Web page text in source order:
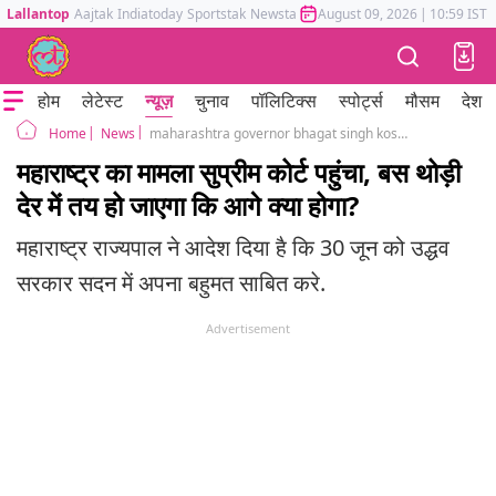
Lallantop Aajtak Indiatoday Sportstak Newstak Mumbai Tak Astrotak
August 09, 2026 | 10:59 IST
होम लेटेस्ट न्यूज़ चुनाव पॉलिटिक्स स्पोर्ट्स मौसम देश
Home News maharashtra governor bhagat singh koshyari order floor test shiv sena move to supreme court against this
महाराष्ट्र का मामला सुप्रीम कोर्ट पहुंचा, बस थोड़ी
देर में तय हो जाएगा कि आगे क्या होगा?
महाराष्ट्र राज्यपाल ने आदेश दिया है कि 30 जून को उद्धव
सरकार सदन में अपना बहुमत साबित करे.
Advertisement